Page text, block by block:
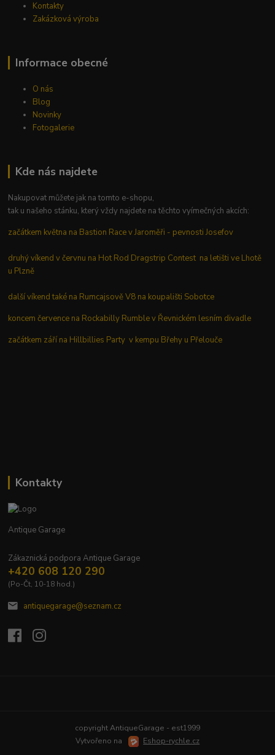
Kontakty
Zakázková výroba
Informace obecné
O nás
Blog
Novinky
Fotogalerie
Kde nás najdete
Nakupovat můžete jak na tomto e-shopu,
tak u našeho stánku, který vždy najdete na těchto vyímečných akcích:
začátkem května na Bastion Race v Jaroměři - pevnosti Josefov
druhý víkend v červnu na Hot Rod Dragstrip Contest na letišti ve Lhotě
u Plzně
další víkend také na Rumcajsově V8 na koupališti Sobotce
koncem července na Rockabilly Rumble v Řevnickém lesním divadle
začátkem září na Hillbillies Party v kempu Břehy u Přelouče
Kontakty
Antique Garage
Zákaznická podpora Antique Garage
+420 608 120 290
(Po-Čt, 10-18 hod.)
antiquegarage@seznam.cz
copyright AntiqueGarage - est1999
Vytvořeno na
Eshop-rychle.cz